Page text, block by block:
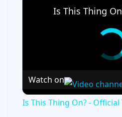
Watch on
Is This Thing On? -